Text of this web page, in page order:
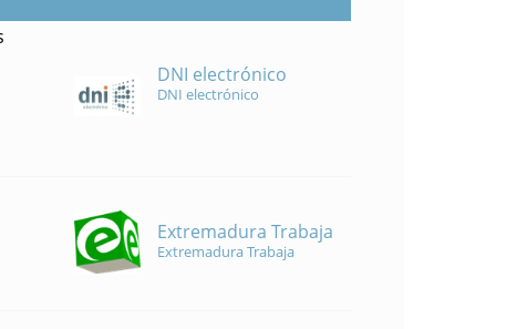
DNI electrónico
DNI electrónico
Extremadura Trabaja
Extremadura Trabaja